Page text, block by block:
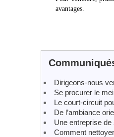
avantages.
Dirigeons-nous
Se procurer le
Le court-circuit
De l’ambiance
Une entreprise
Comment